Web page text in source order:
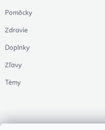
Pomôcky
Zdravie
Doplnky
Zľavy
Témy